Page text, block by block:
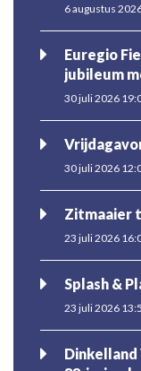
6 augustus
Euregio
jubileum
30 juli 2026
30 juli 2026
23 juli 2026
Splash &
23 juli 2026
Dinkelland